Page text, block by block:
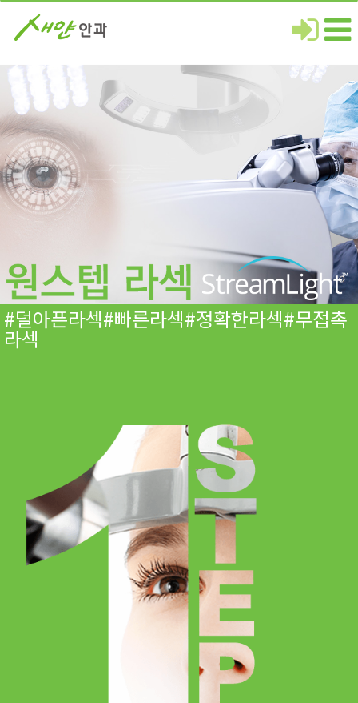
#덜아픈라섹#빠른라섹#정확한라섹#무접촉
라섹